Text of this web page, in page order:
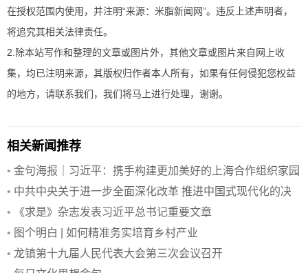
在授权范围内使用，并注明“来源：米脂新闻网”。违反上述声明者，
将追究其相关法律责任。
2.除本站写作和整理的文章或图片外，其他文章或图片来自网上收
集，均已注明来源，其版权归作者本人所有，如果有任何侵犯您权益
的地方，请联系我们，我们将马上进行处理，谢谢。
相关新闻推荐
• 金句海报｜习近平：携手构建更加美好的上海合作组织家园
• 中共中央关于进一步全面深化改革 推进中国式现代化的决
定
•
《求是》杂志发表习近平总书记重要文章
• 图个明白 | 如何精准务实培育乡村产业
• 龙镇第十九届人民代表大会第三次会议召开